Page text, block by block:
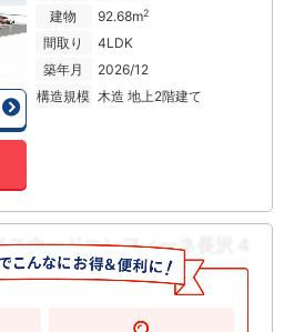
建物 92.68m2
間取り
4LDK
築年月
2026/12
構造規模 木造 地上2階建て
ウッドコンフィーネ長沢４
て